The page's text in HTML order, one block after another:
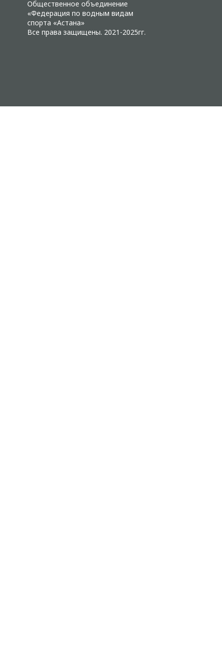
Общественное объединение
«Федерация по водным видам
спорта «Астана»
Все права защищены. 2021-2025гг.